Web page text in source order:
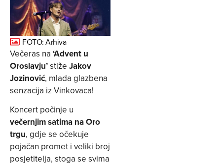
FOTO: Arhiva
Večeras na ‘Advent u
Oroslavju’stiže Jakov
Jozinović, mlada glazbena
senzacija iz Vinkovaca!
Koncert počinje u
večernjim satima na Oro
trgu, gdje se očekuje
pojačan promet i veliki broj
posjetitelja, stoga se svima